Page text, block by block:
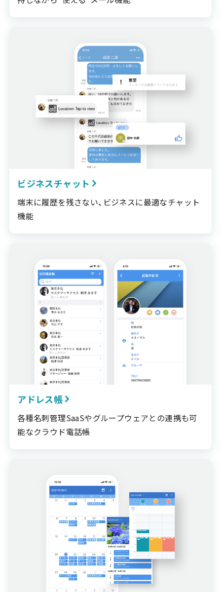
ビジネスチャット
端末に履歴を残さない、ビジネスに最適なチャット
機能
アドレス帳
各種名刺管理SaaSやグループウェアとの連携も可
能なクラウド電話帳